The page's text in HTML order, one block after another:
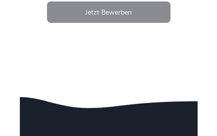
Jetzt Bewerben